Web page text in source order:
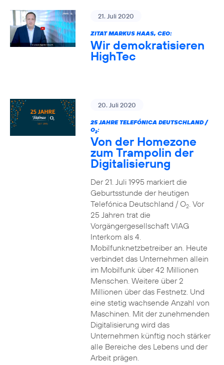
21. Juli 2020
ZITAT MARKUS HAAS, CEO:
Wir demokratisieren
HighTec
20. Juli 2020
25 JAHRE TELEFÓNICA DEUTSCHLAND /
O2:
Von der Homezone
zum Trampolin der
Digitalisierung
Der 21. Juli 1995 markiert die
Geburtsstunde der heutigen
Telefónica Deutschland / O2. Vor
25 Jahren trat die
Vorgängergesellschaft VIAG
Interkom als 4.
Mobilfunknetzbetreiber an. Heute
verbindet das Unternehmen allein
im Mobilfunk über 42 Millionen
Menschen. Weitere über 2
Millionen über das Festnetz. Und
eine stetig wachsende Anzahl von
Maschinen. Mit der zunehmenden
Digitalisierung wird das
Unternehmen künftig noch stärker
alle Bereiche des Lebens und der
Arbeit prägen.